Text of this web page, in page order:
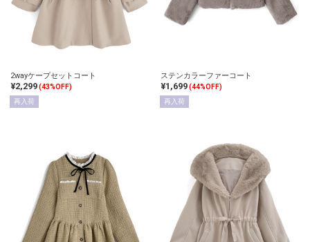
2wayケープセットコート
¥2,299(43%OFF)
再入荷
ステンカラーファーコート
¥1,699(44%OFF)
再入荷